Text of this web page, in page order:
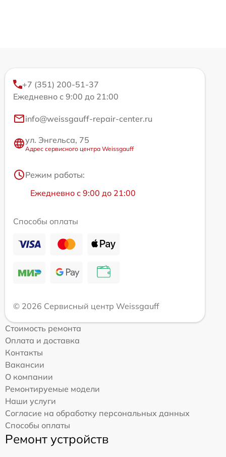
+7 (351) 200-51-37
Ежедневно с 9:00 до 21:00
info@weissgauff-repair-center.ru
ул. Энгельса, 75
Адрес сервисного центра Weissgauff
Режим работы:
Ежедневно с 9:00 до 21:00
Способы оплаты
© 2026 Сервисный центр Weissgauff
Стоимость ремонта
Оплата и доставка
Контакты
Вакансии
О компании
Ремонтируемые модели
Наши услуги
Согласие на обработку персональных данных
Способы оплаты
Ремонт устройств